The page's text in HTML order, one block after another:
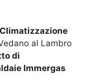
al Lambro
di
Immergas